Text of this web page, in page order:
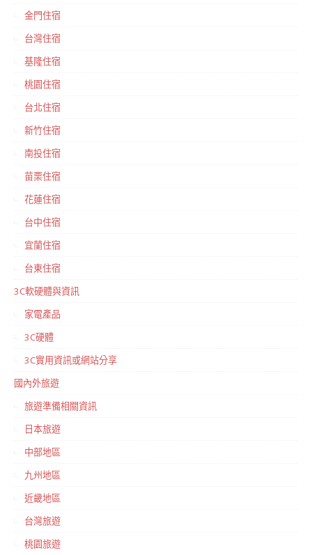
金門住宿
台灣住宿
基隆住宿
桃園住宿
台北住宿
新竹住宿
南投住宿
苗栗住宿
花蓮住宿
台中住宿
宜蘭住宿
台東住宿
3C軟硬體與資訊
家電產品
3C硬體
3C實用資訊或網站分享
國內外旅遊
旅遊準備相關資訊
日本旅遊
中部地區
九州地區
近畿地區
台灣旅遊
桃園旅遊